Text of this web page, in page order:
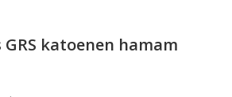
GRS katoenen hamam